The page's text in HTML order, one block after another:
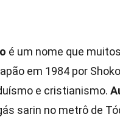
é um nome que
em 1984 por
e cristianismo.
sarin no metrô de